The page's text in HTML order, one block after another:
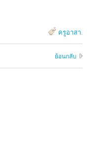
ครูอาสา.
ย้อนกลับ